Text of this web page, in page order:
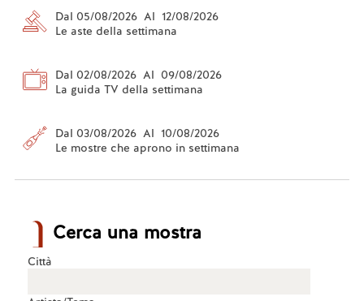
Dal 05/08/2026 Al 12/08/2026
Le aste della settimana
Dal 02/08/2026 Al 09/08/2026
La guida TV della settimana
Dal 03/08/2026 Al 10/08/2026
Le mostre che aprono in settimana
Cerca una mostra
Città